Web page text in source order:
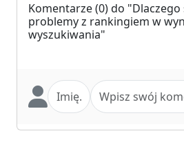
Komentarze(0) do
problemy z rankingiem w
wyszukiwania"